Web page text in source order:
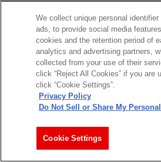
We collect unique personal
ads, to provide social media
cookies and the retention period of
analytics and advertising partners,
collected from your use of their
click “Reject All Cookies” if you
click “Cookie Settings”.
Privacy Policy
Do Not Sell or Share My
Cookie Settings